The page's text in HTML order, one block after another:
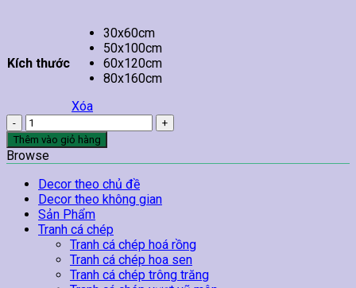
Kích thước
30x60cm
50x100cm
60x120cm
80x160cm
Xóa
Tranh
Hồ
Nước
Xanh
Và
Bầu
Trời
Xanh
lượng
Thêm vào giỏ hàng
Browse
Decor theo chủ đề
Decor theo không gian
Sản Phẩm
Tranh cá chép
Tranh cá chép hoá rồng
Tranh cá chép hoa sen
Tranh cá chép trông trăng